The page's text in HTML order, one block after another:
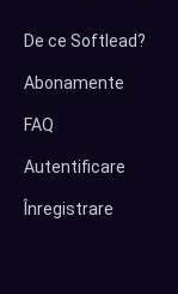
De ce Softlead?
Abonamente
FAQ
Autentificare
Înregistrare